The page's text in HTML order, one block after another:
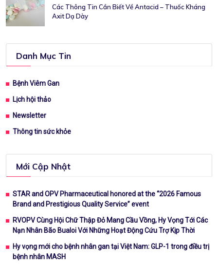
Các Thông Tin Cần Biết Về Antacid – Thuốc Kháng
Axit Dạ Dày
Danh Mục Tin
Bệnh Viêm Gan
Lịch hội thảo
Newsletter
Thông tin sức khỏe
Mới Cập Nhật
STAR and OPV Pharmaceutical honored at the “2026 Famous
Brand and Prestigious Quality Service” event
RVOPV Cùng Hội Chữ Thập Đỏ Mang Cầu Vồng, Hy Vọng Tới Các
Nạn Nhân Bão Bualoi Với Những Hoạt Động Cứu Trợ Kịp Thời
Hy vọng mới cho bệnh nhân gan tại Việt Nam: GLP-1 trong điều trị
bệnh nhân MASH